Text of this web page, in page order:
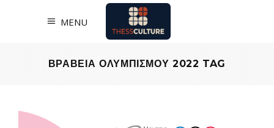
MENU
ΒΡΑΒΕΙΑ ΟΛΥΜΠΙΣΜΟΥ 2022 TAG